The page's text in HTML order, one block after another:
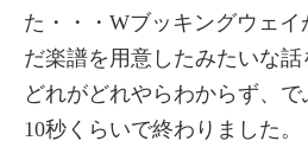
た・・・Wブッキングウェ
だ楽譜を用意したみたいな話
どれがどれやらわからず、
10秒くらいで終わりました。